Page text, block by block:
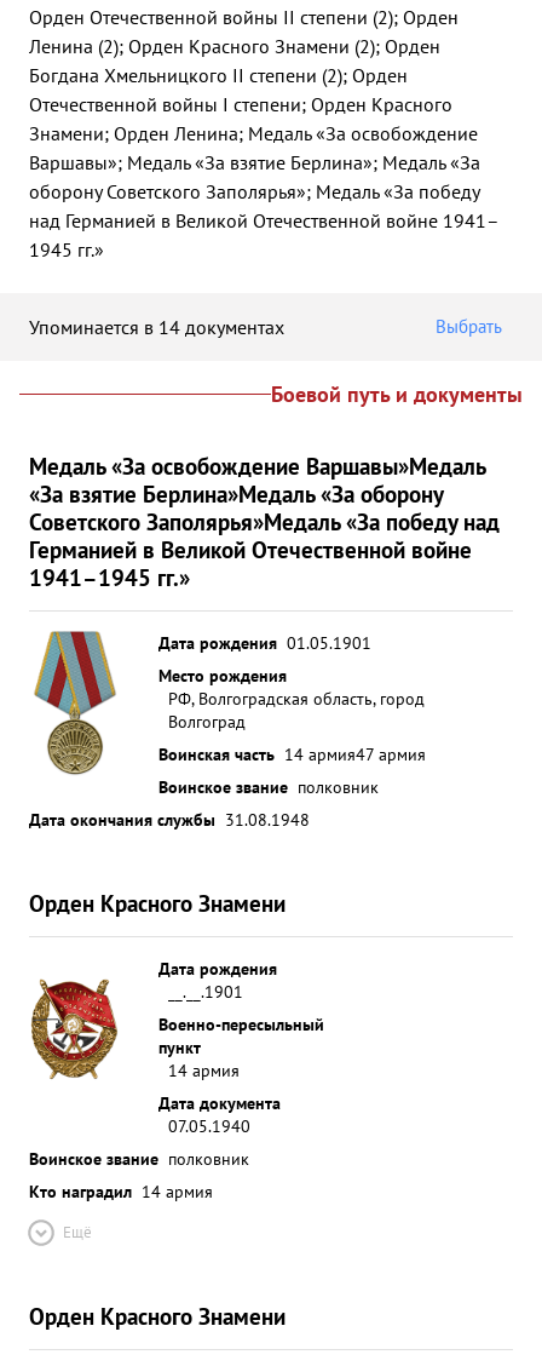
Орден Отечественной войны II степени (2); Орден
Ленина (2); Орден Красного Знамени (2); Орден
Богдана Хмельницкого II степени (2); Орден
Отечественной войны I степени; Орден Красного
Знамени; Орден Ленина; Медаль «За освобождение
Варшавы»; Медаль «За взятие Берлина»; Медаль «За
оборону Советского Заполярья»; Медаль «За победу
над Германией в Великой Отечественной войне 1941–
1945 гг.»
Упоминается в 14 документах Выбрать
Боевой путь и документы
Медаль «За освобождение Варшавы»Медаль
«За взятие Берлина»Медаль «За оборону
Советского Заполярья»Медаль «За победу над
Германией в Великой Отечественной войне
1941–1945 гг.»
Дата рождения 01.05.1901
Место рождения
РФ, Волгоградская область, город
Волгоград
Воинская часть 14 армия47 армия
Воинское звание полковник
Дата окончания службы 31.08.1948
Орден Красного Знамени
Дата рождения
__.__.1901
Военно-пересыльный
пункт
14 армия
Дата документа
07.05.1940
Воинское звание полковник
Кто наградил 14 армия
Ещё
Орден Красного Знамени